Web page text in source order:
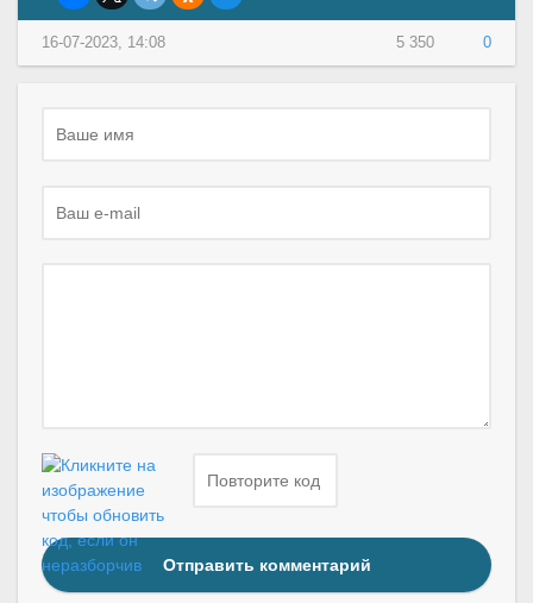
5 350 0
16-07-2023, 14:08
Отправить комментарий